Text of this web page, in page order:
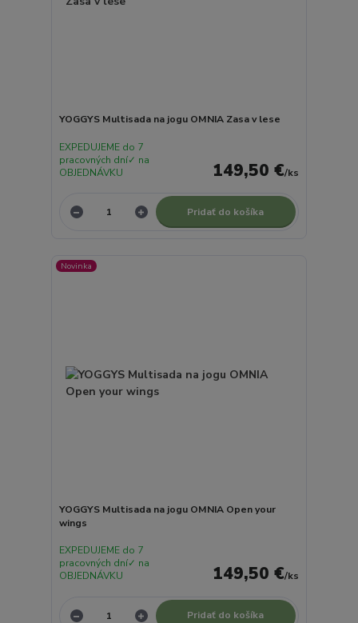
YOGGYS Multisada na jogu OMNIA Zasa v lese
149,50 €/ks
EXPEDUJEME do 7
pracovných dní✓ na
OBJEDNÁVKU
Pridať do košíka
Novinka
YOGGYS Multisada na jogu OMNIA Open your
wings
149,50 €/ks
EXPEDUJEME do 7
pracovných dní✓ na
OBJEDNÁVKU
Pridať do košíka